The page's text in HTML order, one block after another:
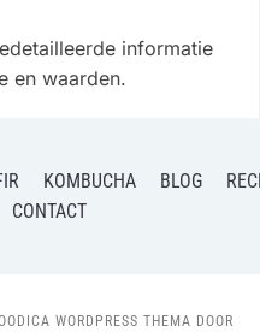
informatie
en waarden.
KOMBUCHA BLOG
CONTACT
WORDPRESS THEMA DOOR